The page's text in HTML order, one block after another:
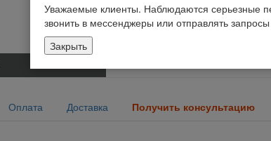
Оплата Доставка Получить консультацию
Уважаемые клиенты. Наблюдаются серьезные
звонить в мессенджеры или отправлять
Закрыть